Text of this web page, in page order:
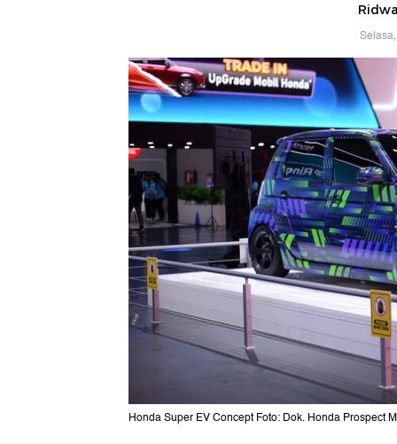
Honda Super EV Concept Foto: Dok. Honda Prospect